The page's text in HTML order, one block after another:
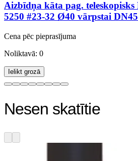
Aizbīdņa kāta pag. teleskopisks
5250 #23-32 Ø40 vārpstai
Cena pēc pieprasījuma
Noliktavā: 0
Ielikt grozā
Nesen skatītie